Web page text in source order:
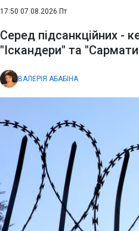
17:50 07.08.2026 Пт
Серед підсанкційних -
"Іскандери" та
ВАЛЕРІЯ АБАБІНА